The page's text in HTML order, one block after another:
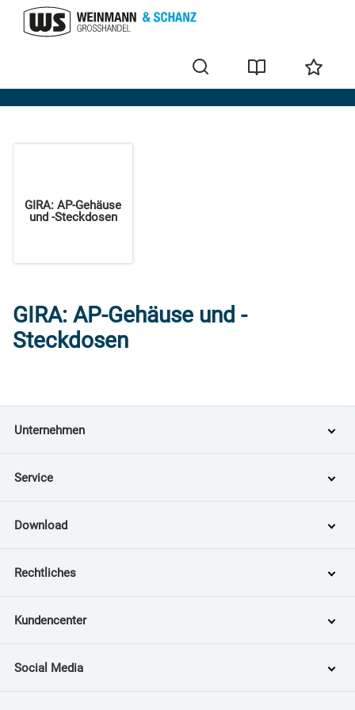
GIRA
GIRA: AP-Gehäuse
und -Steckdosen
GIRA: AP-Gehäuse und -
Steckdosen
Unternehmen
Service
Download
Rechtliches
Kundencenter
Social Media